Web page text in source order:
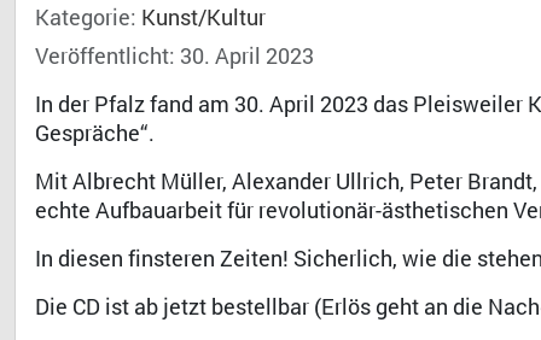
Kategorie: Kunst/Kultur
Veröffentlicht: 30. April 2023
In der Pfalz fand am 30. April 2023 das Pleisweiler
Gespräche“.
Mit Albrecht Müller, Alexander Ullrich, Peter
echte Aufbauarbeit für revolutionär-ästhetischen
In diesen finsteren Zeiten! Sicherlich, wie die
Die CD ist ab jetzt bestellbar (Erlös geht an die